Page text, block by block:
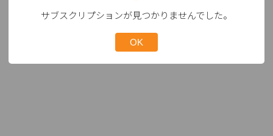
サブスクリプションが見つかりませんでした。
OK